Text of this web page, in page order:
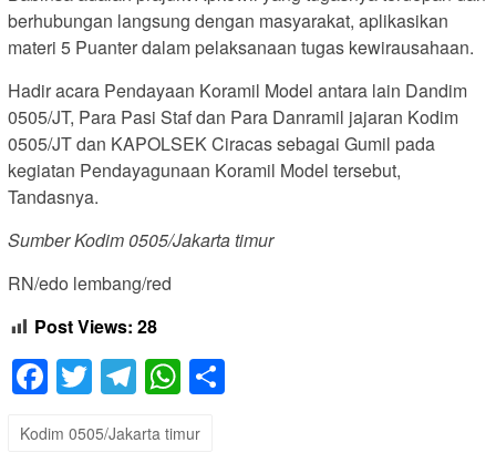
berhubungan langsung dengan masyarakat, aplikasikan
materi 5 Puanter dalam pelaksanaan tugas kewirausahaan.
Hadir acara Pendayaan Koramil Model antara lain Dandim
0505/JT, Para Pasi Staf dan Para Danramil jajaran Kodim
0505/JT dan KAPOLSEK Ciracas sebagai Gumil pada
kegiatan Pendayagunaan Koramil Model tersebut,
Tandasnya.
Sumber Kodim 0505/Jakarta timur
RN/edo lembang/red
Post Views: 28
Facebook
TwitterTelegram
WhatsApp
Kodim 0505/Jakarta timur